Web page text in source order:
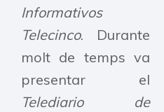
Informativos
Telecinco. Durante
molt de temps va
presentar el
Telediario de